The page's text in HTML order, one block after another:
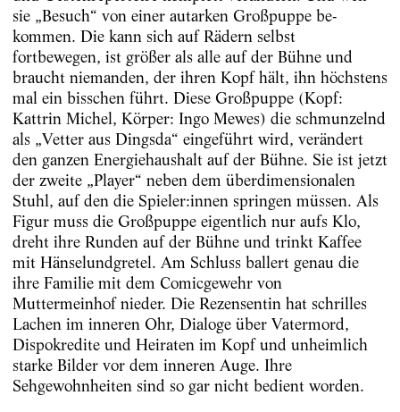
sie „Besuch“ von einer autarken Großpuppe be­
kommen. Die kann sich auf Rädern selbst
fortbewegen, ist größer als alle auf der Bühne und
braucht niemanden, der ihren Kopf hält, ihn höchstens
mal ein bisschen führt. Diese Großpuppe (Kopf:
Kattrin Michel, Körper: Ingo Mewes) die schmunzelnd
als „Vetter aus Dingsda“ eingeführt wird, ver­än­­dert
den ganzen Energiehaushalt auf der Bühne. Sie ist jetzt
der zweite „Player“ neben dem überdimensionalen
Stuhl, auf den die Spieler:innen springen müssen. Als
Figur muss die Großpuppe eigentlich nur aufs Klo,
dreht ihre Runden auf der Bühne und trinkt Kaffee
mit Hänselundgretel. Am Schluss ballert genau die
ihre Familie mit dem Comicgewehr von
Muttermeinhof nieder. Die Rezensentin hat schrilles
Lachen im inneren Ohr, Dialoge über Vatermord,
Dispokredite und Heiraten im Kopf und unheimlich
starke Bilder vor dem inneren Auge. Ihre
Sehgewohnheiten sind so gar nicht bedient worden.